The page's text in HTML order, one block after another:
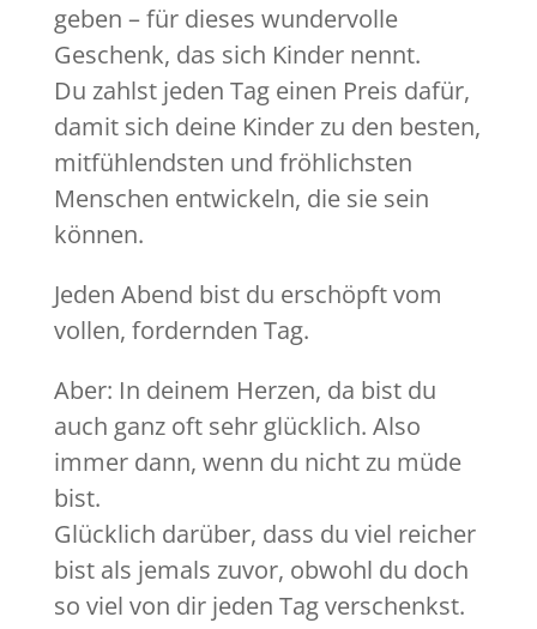
geben – für dieses wundervolle
Geschenk, das sich Kinder nennt.
Du zahlst jeden Tag einen Preis dafür,
damit sich deine Kinder zu den besten,
mitfühlendsten und fröhlichsten
Menschen entwickeln, die sie sein
können.
Jeden Abend bist du erschöpft vom
vollen, fordernden Tag.
Aber: In deinem Herzen, da bist du
auch ganz oft sehr glücklich. Also
immer dann, wenn du nicht zu müde
bist.
Glücklich darüber, dass du viel reicher
bist als jemals zuvor, obwohl du doch
so viel von dir jeden Tag verschenkst.